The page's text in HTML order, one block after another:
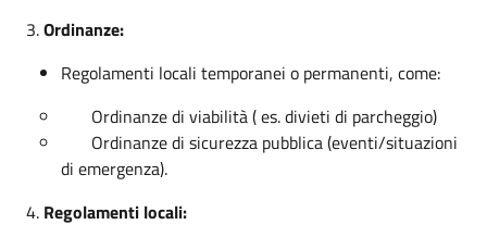
3.Ordinanze:
Regolamenti locali temporanei o permanenti, come:
Ordinanze di viabilità ( es. divieti di parcheggio)
Ordinanze di sicurezza pubblica (eventi/situazioni
di emergenza).
4. Regolamenti locali: